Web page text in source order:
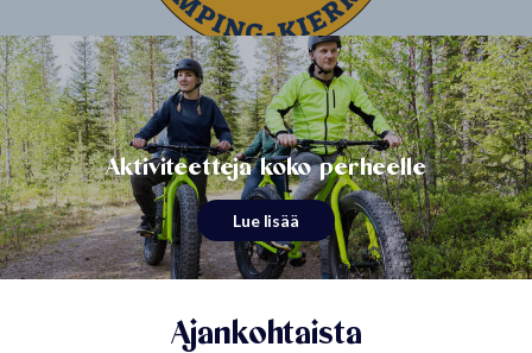
Aktiviteetteja koko perheelle
Lue lisää
Ajankohtaista